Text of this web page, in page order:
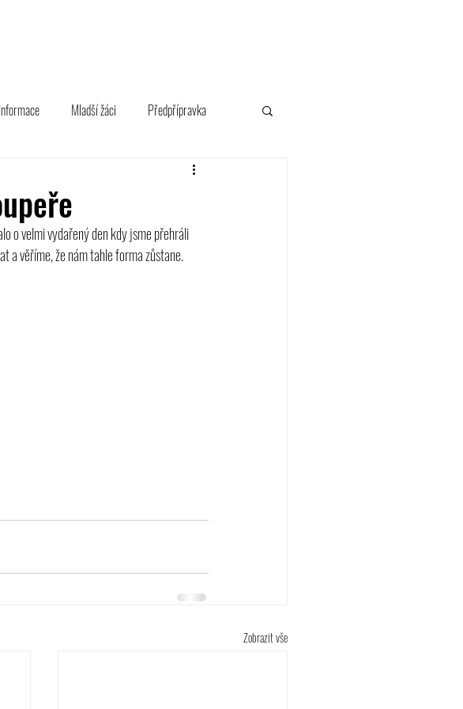
Informace Mladší žáci Předpřípravka
o velmi vydařený den kdy jsme přehráli
a věříme, že nám tahle forma zůstane.
Zobrazit vše